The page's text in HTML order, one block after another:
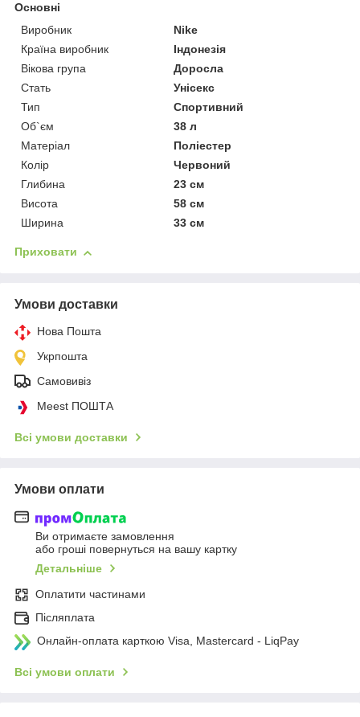
Основні
Виробник
Nike
Країна виробник
Індонезія
Вікова група
Доросла
Стать
Унісекс
Тип
Спортивний
Об`єм
38 л
Матеріал
Поліестер
Колір
Червоний
Глибина
23 см
Висота
58 см
Ширина
33 см
Приховати
Умови доставки
Нова Пошта
Укрпошта
Самовивіз
Meest ПОШТА
Всі умови доставки
Умови оплати
Ви отримаєте замовлення
або гроші повернуться на вашу картку
Детальніше
Оплатити частинами
Післяплата
Онлайн-оплата карткою Visa, Mastercard - LiqPay
Всі умови оплати